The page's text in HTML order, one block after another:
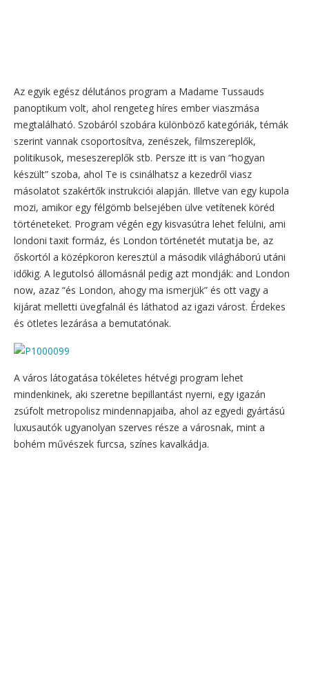
Az egyik egész délutános program a Madame Tussauds
panoptikum volt, ahol rengeteg híres ember viaszmása
megtalálható. Szobáról szobára különböző kategóriák, témák
szerint vannak csoportosítva, zenészek, filmszereplők,
politikusok, meseszereplők stb. Persze itt is van “hogyan
készült” szoba, ahol Te is csinálhatsz a kezedről viasz
másolatot szakértők instrukciói alapján. Illetve van egy kupola
mozi, amikor egy félgömb belsejében ülve vetítenek köréd
történeteket. Program végén egy kisvasútra lehet felülni, ami
londoni taxit formáz, és London történetét mutatja be, az
őskortól a középkoron keresztül a második világháború utáni
időkig. A legutolsó állomásnál pedig azt mondják: and London
now, azaz “és London, ahogy ma ismerjük” és ott vagy a
kijárat melletti üvegfalnál és láthatod az igazi várost. Érdekes
és ötletes lezárása a bemutatónak.
A város látogatása tökéletes hétvégi program lehet
mindenkinek, aki szeretne bepillantást nyerni, egy igazán
zsúfolt metropolisz mindennapjaiba, ahol az egyedi gyártású
luxusautók ugyanolyan szerves része a városnak, mint a
bohém művészek furcsa, színes kavalkádja.